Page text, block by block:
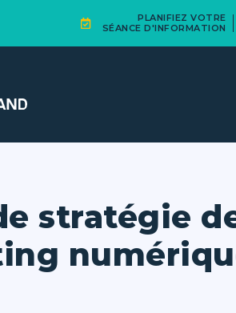
PLANIFIEZ VOTRE
SÉANCE D'INFORMATION
stratégie